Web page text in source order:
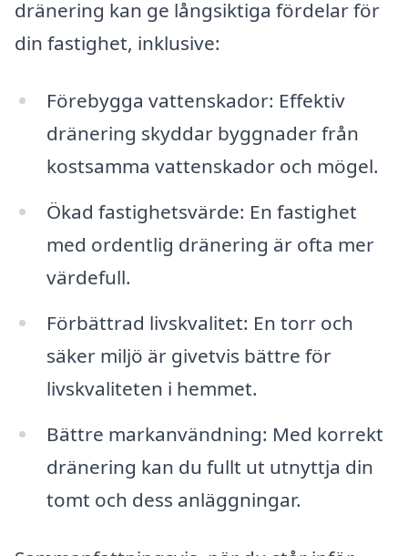
dränering kan ge långsiktiga fördelar för
din fastighet, inklusive:
Förebygga vattenskador: Effektiv
dränering skyddar byggnader från
kostsamma vattenskador och mögel.
Ökad fastighetsvärde: En fastighet
med ordentlig dränering är ofta mer
värdefull.
Förbättrad livskvalitet: En torr och
säker miljö är givetvis bättre för
livskvaliteten i hemmet.
Bättre markanvändning: Med korrekt
dränering kan du fullt ut utnyttja din
tomt och dess anläggningar.